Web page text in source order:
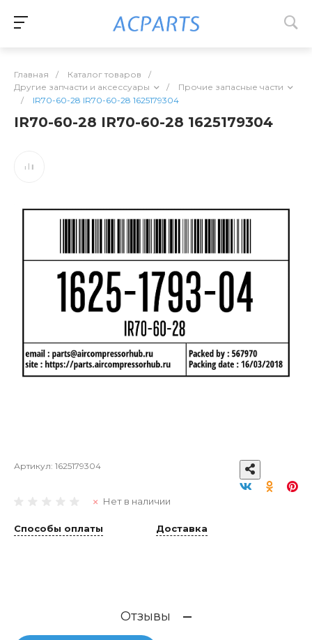
Главная / Каталог товаров
/
Другие запчасти и аксессуары
/
Прочие запасные части
/
IR70-60-28 IR70-60-28 1625179304
IR70-60-28 IR70-60-28 1625179304
Артикул: 1625179304
Нет в наличии
Способы оплаты Доставка
Отзывы